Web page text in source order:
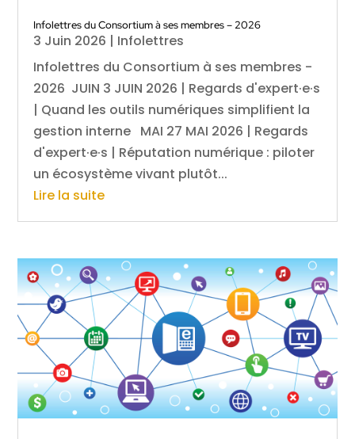
Infolettres du Consortium à ses membres – 2026
3 Juin 2026 | Infolettres
Infolettres du Consortium à ses membres -
2026 JUIN 3 JUIN 2026 | Regards d'expert·e·s
| Quand les outils numériques simplifient la
gestion interne MAI 27 MAI 2026 | Regards
d'expert·e·s | Réputation numérique : piloter
un écosystème vivant plutôt...
Lire la suite